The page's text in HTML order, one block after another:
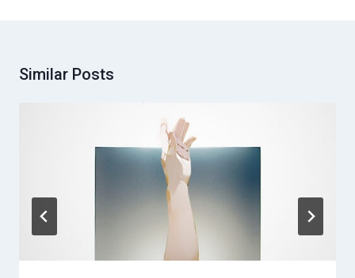
Similar Posts